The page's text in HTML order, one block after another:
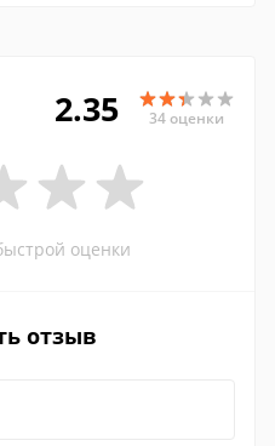
2.35 34 оценки
оценки
отзыв